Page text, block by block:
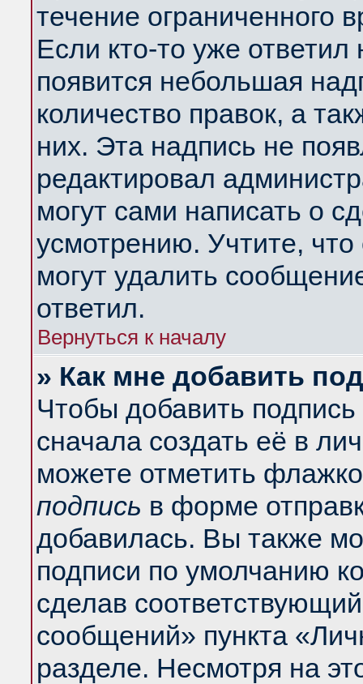
течение ограниченного
Если кто-то уже
появится небольшая
количество правок, а
них. Эта надпись не
редактировал
могут сами написать о
усмотрению. Учтите,
могут удалить
ответил.
Вернуться к началу
» Как мне добавить
Чтобы добавить
сначала создать её в
можете отметить
подпись в форме
добавилась. Вы также
подписи по умолчанию
сделав
сообщений» пункта
разделе. Несмотря на